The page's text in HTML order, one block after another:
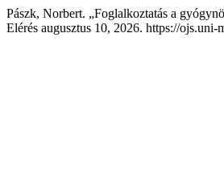
Pászk, Norbert. „Foglalkoztatás a
Elérés augusztus 10, 2026. https://